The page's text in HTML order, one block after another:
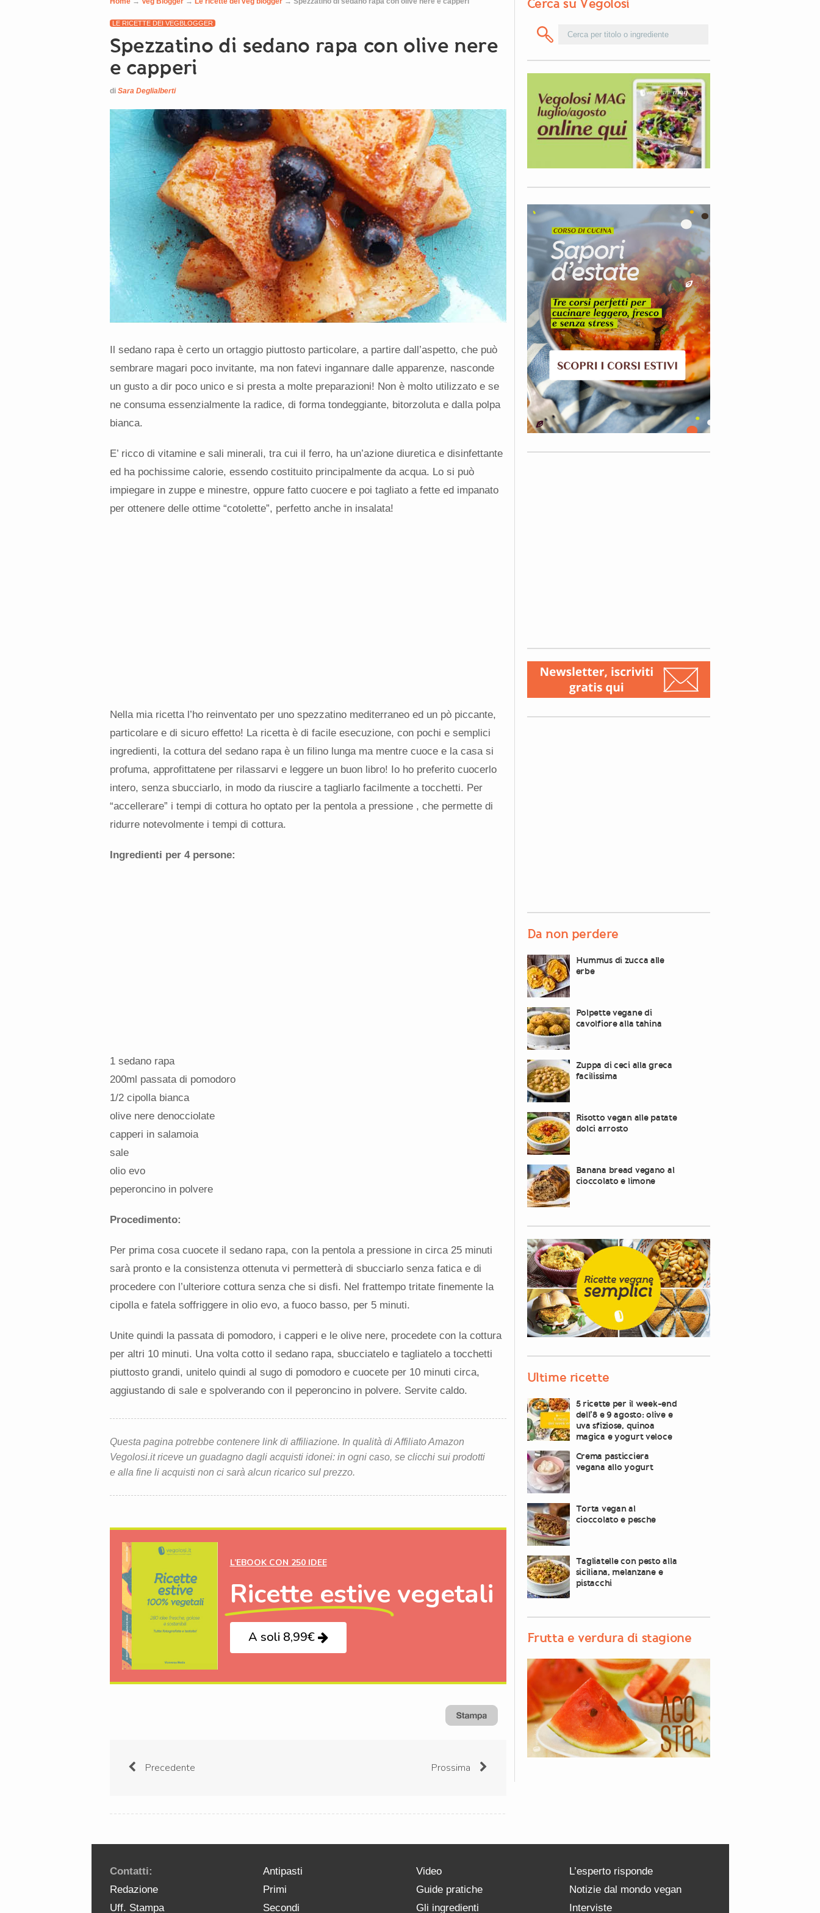
LE RICETTE DEI VEGBLOGGER
Spezzatino di sedano rapa con olive nere
e capperi
di Sara Deglialberti
Il sedano rapa è certo un ortaggio piuttosto particolare, a partire dall’aspetto, che può
sembrare magari poco invitante, ma non fatevi ingannare dalle apparenze, nasconde
un gusto a dir poco unico e si presta a molte preparazioni! Non è molto utilizzato e se
ne consuma essenzialmente la radice, di forma tondeggiante, bitorzoluta e dalla polpa
bianca.
E’ ricco di vitamine e sali minerali, tra cui il ferro, ha un’azione diuretica e disinfettante
ed ha pochissime calorie, essendo costituito principalmente da acqua. Lo si può
impiegare in zuppe e minestre, oppure fatto cuocere e poi tagliato a fette ed impanato
per ottenere delle ottime “cotolette”, perfetto anche in insalata!
Nella mia ricetta l’ho reinventato per uno spezzatino mediterraneo ed un pò piccante,
particolare e di sicuro effetto! La ricetta è di facile esecuzione, con pochi e semplici
ingredienti, la cottura del sedano rapa è un filino lunga ma mentre cuoce e la casa si
profuma, approfittatene per rilassarvi e leggere un buon libro! Io ho preferito cuocerlo
intero, senza sbucciarlo, in modo da riuscire a tagliarlo facilmente a tocchetti. Per
“accellerare” i tempi di cottura ho optato per la pentola a pressione , che permette di
ridurre notevolmente i tempi di cottura.
Ingredienti per 4 persone:
1 sedano rapa
200ml passata di pomodoro
1/2 cipolla bianca
olive nere denocciolate
capperi in salamoia
sale
olio evo
peperoncino in polvere
Procedimento:
Per prima cosa cuocete il sedano rapa, con la pentola a pressione in circa 25 minuti
sarà pronto e la consistenza ottenuta vi permetterà di sbucciarlo senza fatica e di
procedere con l’ulteriore cottura senza che si disfi. Nel frattempo tritate finemente la
cipolla e fatela soffriggere in olio evo, a fuoco basso, per 5 minuti.
Unite quindi la passata di pomodoro, i capperi e le olive nere, procedete con la cottura
per altri 10 minuti. Una volta cotto il sedano rapa, sbucciatelo e tagliatelo a tocchetti
piuttosto grandi, unitelo quindi al sugo di pomodoro e cuocete per 10 minuti circa,
aggiustando di sale e spolverando con il peperoncino in polvere. Servite caldo.
Questa pagina potrebbe contenere link di affiliazione. In qualità di Affiliato Amazon
Vegolosi.it riceve un guadagno dagli acquisti idonei: in ogni caso, se clicchi sui prodotti
e alla fine li acquisti non ci sarà alcun ricarico sul prezzo.
L’EBOOK CON 250 IDEE
Ricette estive vegetali
A soli 8,99€
Precedente Prossima
Cerca su Vegolosi
Da non perdere
Hummus di zucca alle
erbe
Polpette vegane di
cavolfiore alla tahina
Zuppa di ceci alla greca
facilissima
Risotto vegan alle patate
dolci arrosto
Banana bread vegano al
cioccolato e limone
Ultime ricette
5 ricette per il week-end
dell’8 e 9 agosto: olive e
uva sfiziose, quinoa
magica e yogurt veloce
Crema pasticciera
vegana allo yogurt
Torta vegan al
cioccolato e pesche
Tagliatelle con pesto alla
siciliana, melanzane e
pistacchi
Frutta e verdura di stagione
Contatti:
Redazione
Uff. Stampa
Antipasti
Primi
Secondi
Video
Guide pratiche
Gli ingredienti
L’esperto risponde
Notizie dal mondo vegan
Interviste